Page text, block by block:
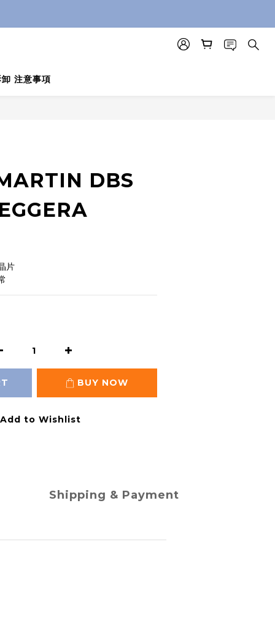
注意事項
DBS
片
BUY NOW
Add to Wishlist
Shipping & Payment